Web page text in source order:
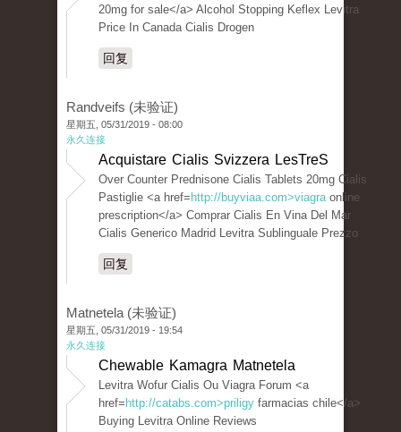
20mg for sale</a> Alcohol Stopping Keflex Levitra
Price In Canada Cialis Drogen
回复
Randveifs (未验证)
星期五, 05/31/2019 - 08:00
永久连接
Acquistare Cialis Svizzera LesTreS
Over Counter Prednisone Cialis Tablets 20mg Cialis
Pastiglie <a href= http://buyviaa.com>viagraonline
prescription</a> Comprar Cialis En Vina Del Mar
Cialis Generico Madrid Levitra Sublinguale Prezzo
回复
Matnetela (未验证)
星期五, 05/31/2019 - 19:54
永久连接
Chewable Kamagra Matnetela
Levitra Wofur Cialis Ou Viagra Forum <a
href= http://catabs.com>priligy farmacias chile</a>
Buying Levitra Online Reviews